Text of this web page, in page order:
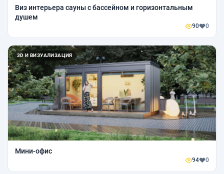
Виз интерьера сауны с бассейном и горизонтальным
душем
90 0
3D И ВИЗУАЛИЗАЦИЯ
Мини-офис
94 0